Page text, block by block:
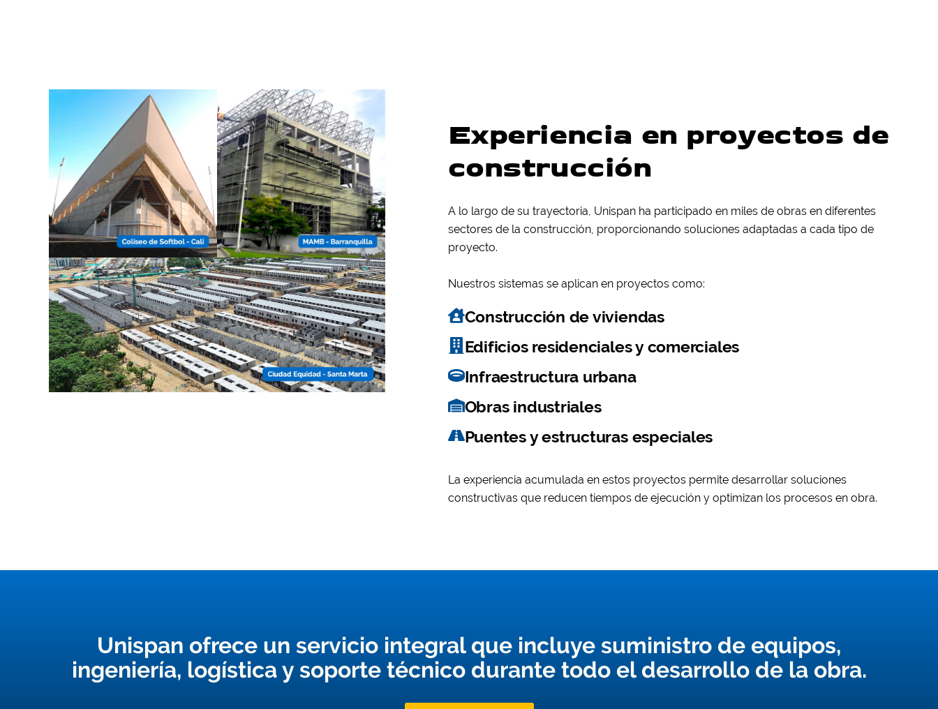
Experiencia en proyectos de
construcción
A lo largo de su trayectoria, Unispan ha participado en miles de obras en diferentes
sectores de la construcción, proporcionando soluciones adaptadas a cada tipo de
proyecto.
Nuestros sistemas se aplican en proyectos como:
Construcción de viviendas
Edificios residenciales y comerciales
Infraestructura urbana
Obras industriales
Puentes y estructuras especiales
La experiencia acumulada en estos proyectos permite desarrollar soluciones
constructivas que reducen tiempos de ejecución y optimizan los procesos en obra.
Unispan ofrece un servicio integral que incluye suministro de equipos,
ingeniería, logística y soporte técnico durante todo el desarrollo de la obra.